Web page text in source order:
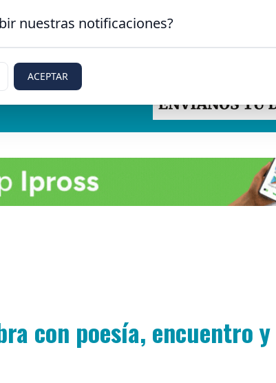
Negro
con poesía, encuentro y
nuestras notificaciones?
ACEPTAR